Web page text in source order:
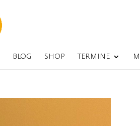
BLOG SHOP TERMINE